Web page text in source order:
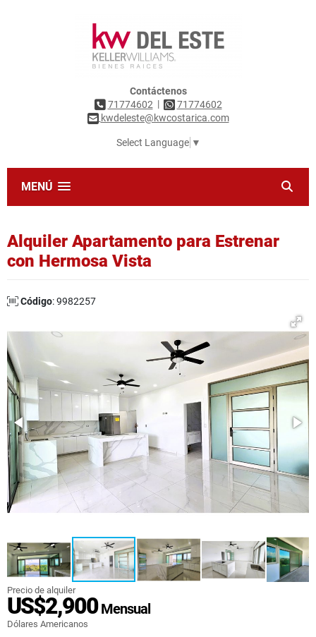
Contáctenos
71774602 |
71774602
kwdeleste@kwcostarica.com
Select Language ▼
MENÚ
Alquiler Apartamento para Estrenar
con Hermosa Vista
Código: 9982257
Precio de alquiler
US$2,900Mensual
Dólares Americanos